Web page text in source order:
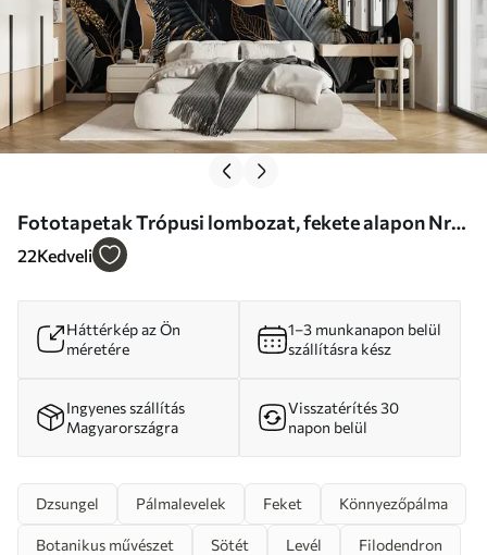
Fototapetak Trópusi lombozat, fekete alapon Nr.
u71889
22Kedveli
Háttérkép az Ön
méretére
1–3 munkanapon belül
szállításra kész
Ingyenes szállítás
Magyarországra
Visszatérítés 30
napon belül
Dzsungel Pálmalevelek Feket Könnyezőpálma
Botanikus művészet Sötét Levél Filodendron